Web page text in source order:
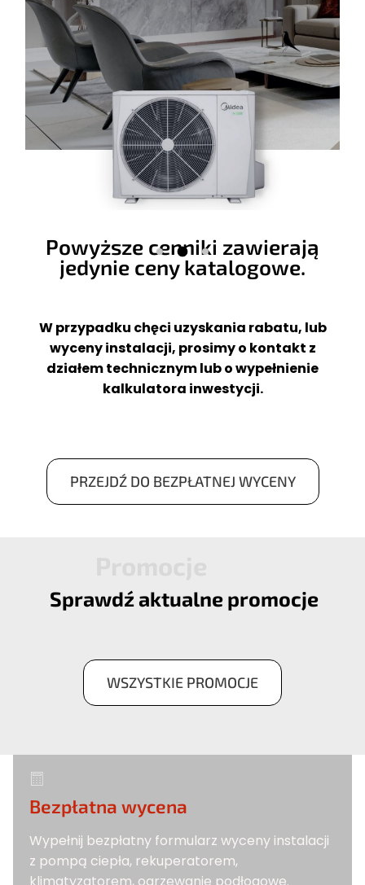
Powyższe cenniki zawierają
jedynie ceny katalogowe.
W przypadku chęci uzyskania rabatu, lub
wyceny instalacji, prosimy o kontakt z
działem technicznym lub o wypełnienie
kalkulatora inwestycji.
PRZEJDŹ DO BEZPŁATNEJ WYCENY
Sprawdź aktualne promocje
WSZYSTKIE PROMOCJE
Bezpłatna wycena
Wypełnij bezpłatny formularz wyceny instalacji
z pompą ciepła, rekuperatorem,